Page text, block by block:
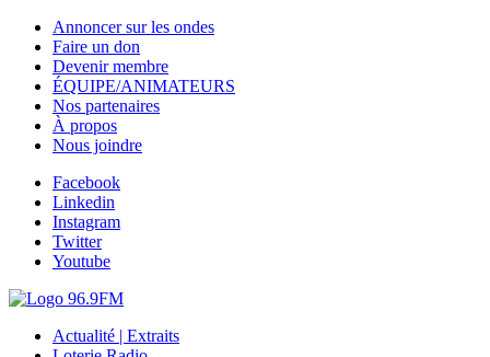
Annoncer sur les ondes
Faire un don
Devenir membre
ÉQUIPE/ANIMATEURS
Nos partenaires
À propos
Nous joindre
Facebook
Linkedin
Instagram
Twitter
Youtube
Actualité | Extraits